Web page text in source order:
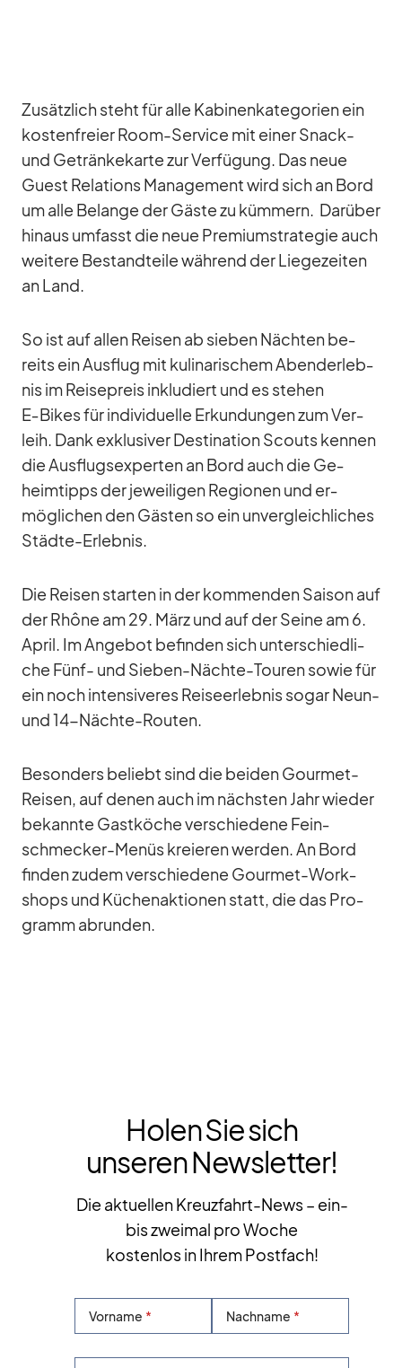
Zu­sätz­lich steht für alle Ka­bi­nen­ka­te­go­rien ein
kos­ten­freier Room-Ser­vice mit ei­ner Snack-
und Ge­trän­ke­karte zur Ver­fü­gung. Das neue
Guest Re­la­ti­ons Ma­nage­ment wird sich an Bord
um alle Be­lange der Gäste zu küm­mern. Dar­über
hin­aus um­fasst die neue Pre­mi­um­stra­te­gie auch
wei­tere Be­stand­teile wäh­rend der Lie­ge­zei­ten
an Land.
So ist auf al­len Rei­sen ab sie­ben Näch­ten be­
reits ein Aus­flug mit ku­li­na­ri­schem Aben­d­er­leb­
nis im Rei­se­preis in­klu­diert und es ste­hen
E‑Bikes für in­di­vi­du­elle Er­kun­dun­gen zum Ver­
leih. Dank ex­klu­si­ver De­sti­na­tion Scouts ken­nen
die Aus­flug­s­exper­ten an Bord auch die Ge­
heim­tipps der je­wei­li­gen Re­gio­nen und er­
mög­li­chen den Gäs­ten so ein un­ver­gleich­li­ches
Städte-Er­leb­nis.
Die Rei­sen star­ten in der kom­men­den Sai­son auf
der Rhône am 29. März und auf der Seine am 6.
April. Im An­ge­bot be­fin­den sich un­ter­schied­li­
che Fünf- und Sie­ben-Nächte-Tou­ren so­wie für
ein noch in­ten­si­ve­res Rei­se­er­leb­nis so­gar Neun-
und 14-Nächte-Rou­ten.
Be­son­ders be­liebt sind die bei­den Gour­met-
Rei­sen, auf de­nen auch im nächs­ten Jahr wie­der
be­kannte Gast­kö­che ver­schie­dene Fein­
schme­cker-Me­nüs kre­ieren wer­den. An Bord
fin­den zu­dem ver­schie­dene Gour­met-Work­
shops und Kü­chen­ak­tio­nen statt, die das Pro­
gramm ab­run­den.
Holen Sie sich
unseren Newsletter!
Die aktuellen Kreuzfahrt-News – ein-
bis zweimal pro Woche
kostenlos in Ihrem Postfach!
Vorname Nachname